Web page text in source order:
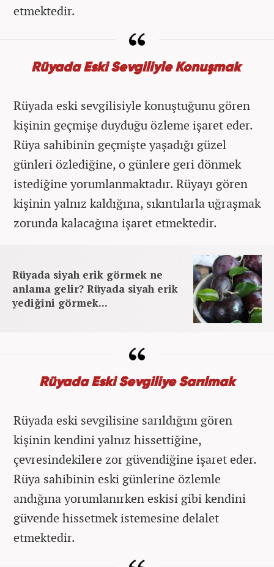
etmektedir.
Rüyada Eski Sevgiliyle Konuşmak
Rüyada eski sevgilisiyle konuştuğunu gören
kişinin geçmişe duyduğu özleme işaret eder.
Rüya sahibinin geçmişte yaşadığı güzel
günleri özlediğine, o günlere geri dönmek
istediğine yorumlanmaktadır. Rüyayı gören
kişinin yalnız kaldığına, sıkıntılarla uğraşmak
zorunda kalacağına işaret etmektedir.
Rüyada siyah erik görmek ne
anlama gelir? Rüyada siyah erik
yediğini görmek...
Rüyada Eski Sevgiliye Sarılmak
Rüyada eski sevgilisine sarıldığını gören
kişinin kendini yalnız hissettiğine,
çevresindekilere zor güvendiğine işaret eder.
Rüya sahibinin eski günlerine özlemle
andığına yorumlanırken eskisi gibi kendini
güvende hissetmek istemesine delalet
etmektedir.